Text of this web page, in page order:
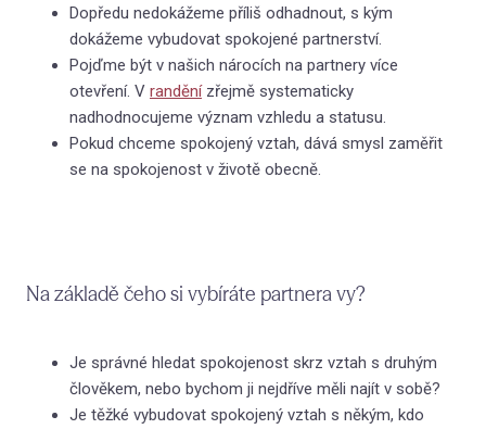
Dopředu nedokážeme příliš odhadnout, s kým
dokážeme vybudovat spokojené partnerství.
Pojďme být v našich nárocích na partnery více
otevření. V randěnízřejmě systematicky
nadhodnocujeme význam vzhledu a statusu.
Pokud chceme spokojený vztah, dává smysl zaměřit
se na spokojenost v životě obecně.
Na základě čeho si vybíráte partnera vy?
Je správné hledat spokojenost skrz vztah s druhým
člověkem, nebo bychom ji nejdříve měli najít v sobě?
Je těžké vybudovat spokojený vztah s někým, kdo